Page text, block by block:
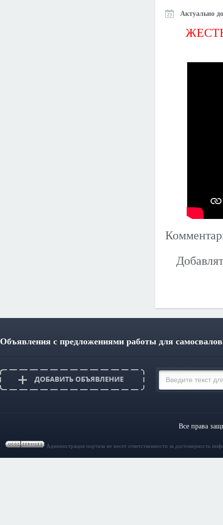
Актуально
Объявления с предложениями работы для
Все права
Администрация портала не несет ответственности за достоверность